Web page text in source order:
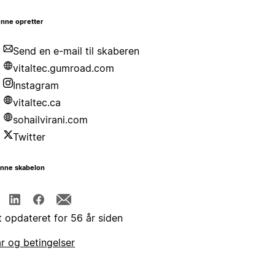
opretter
Send en e-mail til skaberen
vitaltec.gumroad.com
Instagram
vitaltec.ca
sohailvirani.com
Twitter
skabelon
opdateret for 56 år siden
og betingelser